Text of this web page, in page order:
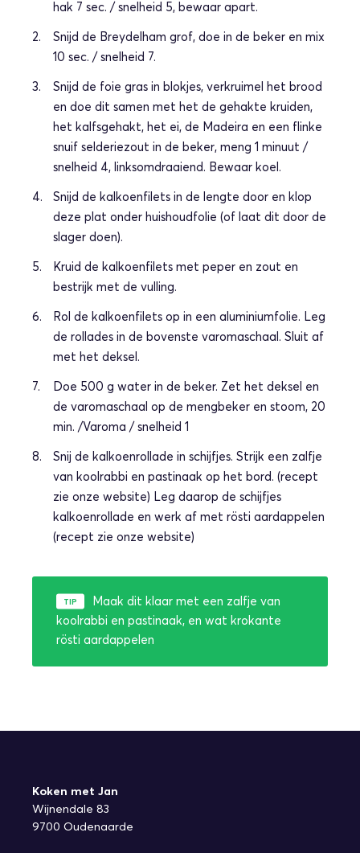
hak 7 sec. / snelheid 5, bewaar apart.
Snijd de Breydelham grof, doe in de beker en mix
10 sec. / snelheid 7.
Snijd de foie gras in blokjes, verkruimel het brood
en doe dit samen met het de gehakte kruiden,
het kalfsgehakt, het ei, de Madeira en een flinke
snuif selderiezout in de beker, meng 1 minuut /
snelheid 4, linksomdraaiend. Bewaar koel.
Snijd de kalkoenfilets in de lengte door en klop
deze plat onder huishoudfolie (of laat dit door de
slager doen).
Kruid de kalkoenfilets met peper en zout en
bestrijk met de vulling.
Rol de kalkoenfilets op in een aluminiumfolie. Leg
de rollades in de bovenste varomaschaal. Sluit af
met het deksel.
Doe 500 g water in de beker. Zet het deksel en
de varomaschaal op de mengbeker en stoom, 20
min. /Varoma / snelheid 1
Snij de kalkoenrollade in schijfjes. Strijk een zalfje
van koolrabbi en pastinaak op het bord. (recept
zie onze website) Leg daarop de schijfjes
kalkoenrollade en werk af met rösti aardappelen
(recept zie onze website)
Maak dit klaar met een zalfje van
koolrabbi en pastinaak, en wat krokante
rösti aardappelen
Koken met Jan
Wijnendale 83
9700 Oudenaarde